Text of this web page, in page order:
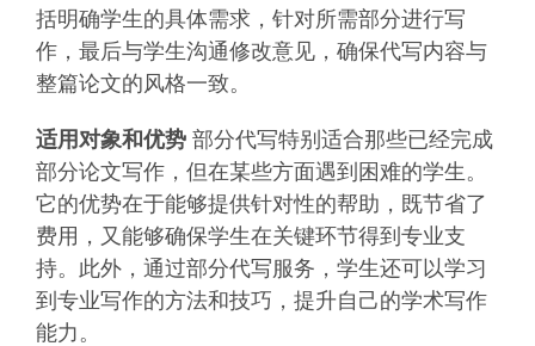
括明确学生的具体需求，针对所需部分进行写
作，最后与学生沟通修改意见，确保代写内容与
整篇论文的风格一致。
适用对象和优势 部分代写特别适合那些已经完成
部分论文写作，但在某些方面遇到困难的学生。
它的优势在于能够提供针对性的帮助，既节省了
费用，又能够确保学生在关键环节得到专业支
持。此外，通过部分代写服务，学生还可以学习
到专业写作的方法和技巧，提升自己的学术写作
能力。